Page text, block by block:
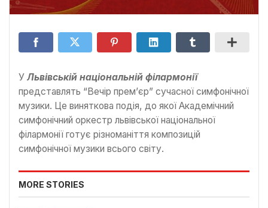
У Львівській національній філармонії
представлять “Вечір прем’єр” сучасної симфонічної
музики. Це виняткова подія, до якої Академічний
симфонічний оркестр львівської національної
філармонії готує різноманіття композицій
симфонічної музики всього світу.
MORE STORIES